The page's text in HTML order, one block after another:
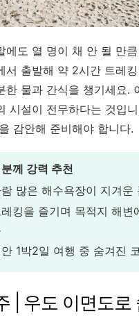
에도 열 명이 채 안 될 만
서 출발해 약 2시간 트레
한 물과 간식을 챙기세요.
시설이 전무하다는 것입
감안해 준비해야 합니다.
께 강력 추천
많은 해수욕장이 지겨운
레킹을 즐기며 목적지 해변
1박2일 여행 중 숨겨진
우도 이면도로